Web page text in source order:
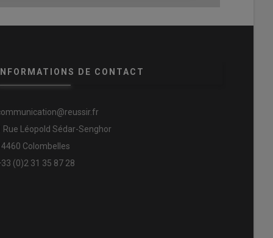
INFORMATIONS DE CONTACT
Rue Léopold Sédar-Senghor
Colombelles
(0)2 31 35 87 28